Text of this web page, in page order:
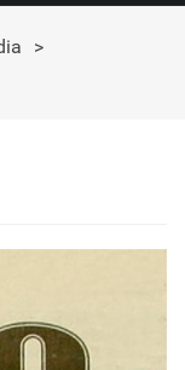
>